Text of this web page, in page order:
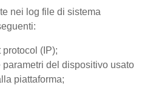
nei log file di sistema
(IP);
parametri del dispositivo usato
piattaforma;